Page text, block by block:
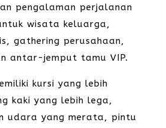
pengalaman perjalanan
wisata keluarga,
gathering perusahaan,
antar-jemput tamu VIP.
kursi yang lebih
kaki yang lebih lega,
udara yang merata, pintu